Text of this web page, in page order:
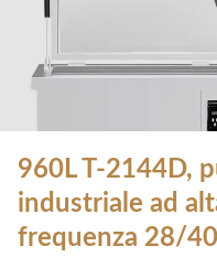
960L T-2144D,
industriale ad
frequenza 28/